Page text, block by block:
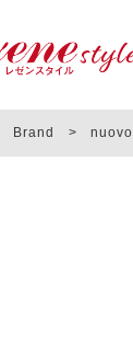
Brand > nuovo